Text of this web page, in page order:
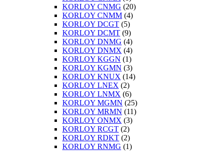
KORLOY CNMG (20)
KORLOY CNMM (4)
KORLOY DCGT (5)
KORLOY DCMT (9)
KORLOY DNMG (4)
KORLOY DNMX (4)
KORLOY KGGN (1)
KORLOY KGMN (3)
KORLOY KNUX (14)
KORLOY LNEX (2)
KORLOY LNMX (6)
KORLOY MGMN (25)
KORLOY MRMN (11)
KORLOY ONMX (3)
KORLOY RCGT (2)
KORLOY RDKT (2)
KORLOY RNMG (1)